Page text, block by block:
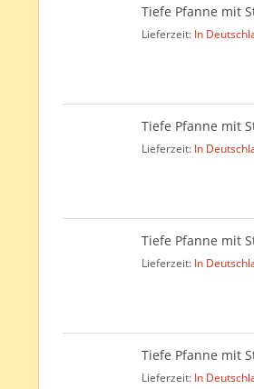
Tiefe Pfanne mit
Lieferzeit: In
Tiefe Pfanne mit
Lieferzeit: In
Tiefe Pfanne mit
Lieferzeit: In
Tiefe Pfanne mit
Lieferzeit: In